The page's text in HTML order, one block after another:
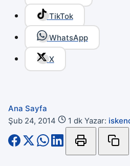
TikTok
WhatsApp
X
Ana Sayfa
Şub 24, 2014
1 dk Yazar: